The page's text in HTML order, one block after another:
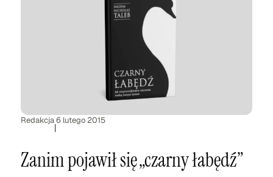
Redakcja
|
6 lutego 2015
Zanim pojawił się „czarny łabędź”